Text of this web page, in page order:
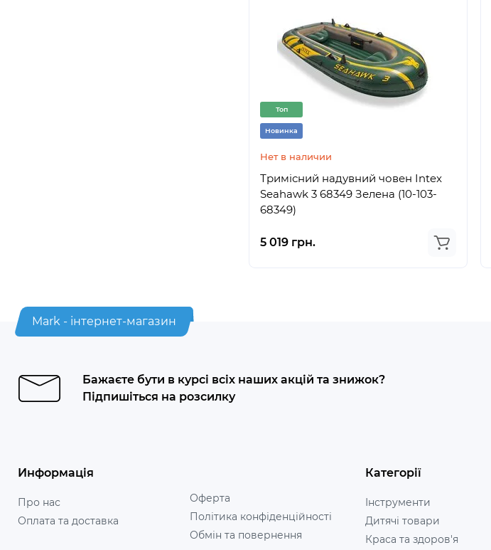
Топ
Новинка
Нет в наличии
Тримісний надувний човен Intex
Seahawk 3 68349 Зелена (10-103-
68349)
5 019 грн.
Mark - інтернет-магазин
Бажаєте бути в курсі всіх наших акцій та знижок?
Підпишіться на розсилку
Информація
Про нас
Оплата та доставка
Оферта
Політика конфіденційності
Обмін та повернення
Категорії
Інструменти
Дитячі товари
Краса та здоров'я